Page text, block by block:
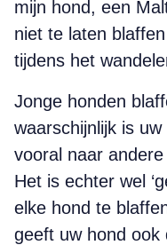
mijn hond, een
niet te laten
tijdens het
Jonge honden
waarschijnlijk is
vooral naar
Het is echter wel
elke hond te
geeft uw hond ook